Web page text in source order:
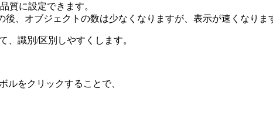
質に設定できます。
、オブジェクトの数は少なくなりますが、表示が速くなりま
、識別/区別しやすくします。
ルをクリックすることで、